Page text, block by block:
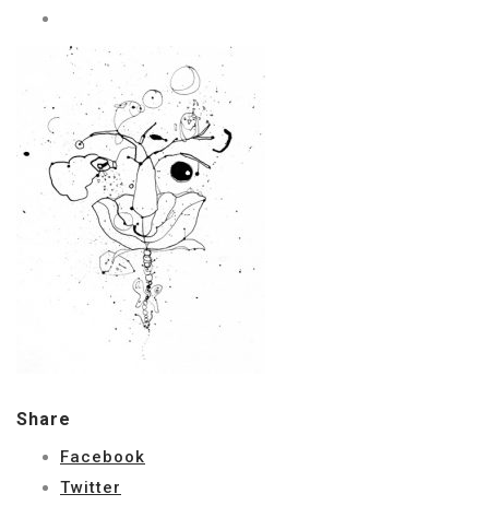
Share
Facebook
Twitter